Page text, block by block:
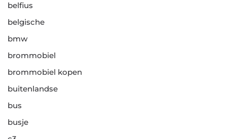
belfius
belgische
bmw
brommobiel
brommobiel kopen
buitenlandse
bus
busje